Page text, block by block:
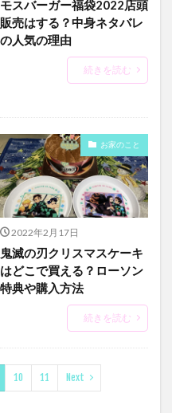
モスバーガー福袋2022店頭
販売はする？中身ネタバレ
の人気の理由
続きを読む
お家のこと
2022年2月17日
鬼滅の刃クリスマスケーキ
はどこで買える？ローソン
特典や購入方法
続きを読む
10 11 Next